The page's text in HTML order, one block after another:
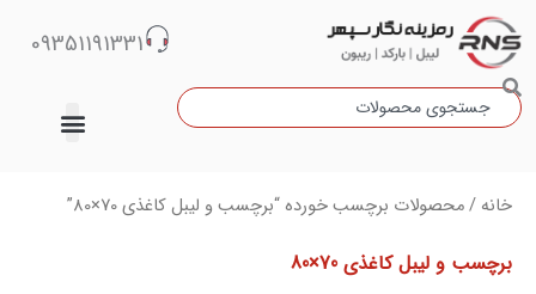
پرش
محتوا
جستجو
09351191331
خانه / محصولات برچسب خورده “برچسب و لیبل کاغذی 70×80”
برچسب و لیبل کاغذی 70×80
Sorted
by